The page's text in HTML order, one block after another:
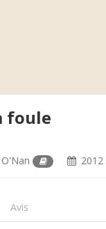
foule
2012
Avis